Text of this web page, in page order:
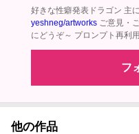
好きな性癖発表ドラゴン 主
yeshneg/artworksご意見・
にどうぞ～ プロンプト再利
フ
他の作品